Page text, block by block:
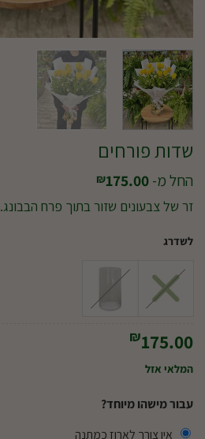
שדות פורחים
החל מ- ₪175.00
זר של צבעונים שזור בתוך פרח הבבונג.
לשדרג
₪175.00
המלאי אזל
עבור מישהו מיוחד?
אין צורך לארוז כמתנה